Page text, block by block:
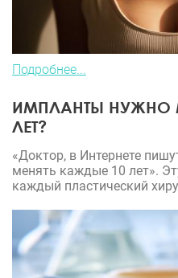
Подробнее...
ИМПЛАНТЫ НУЖНО
ЛЕТ?
«Доктор, в Интернете
менять каждые 10 лет».
каждый пластический